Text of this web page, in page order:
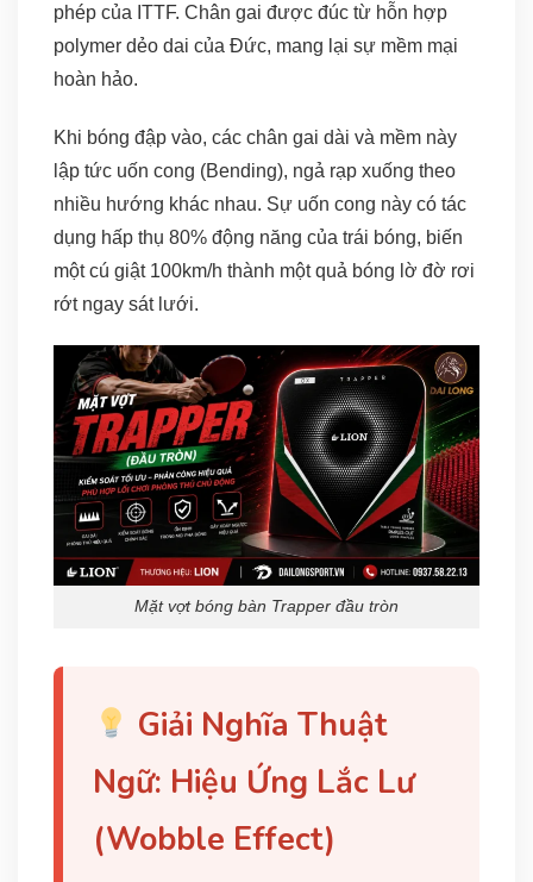
phép của ITTF. Chân gai được đúc từ hỗn hợp
polymer dẻo dai của Đức, mang lại sự mềm mại
hoàn hảo.
Khi bóng đập vào, các chân gai dài và mềm này
lập tức uốn cong (Bending), ngả rạp xuống theo
nhiều hướng khác nhau. Sự uốn cong này có tác
dụng hấp thụ 80% động năng của trái bóng, biến
một cú giật 100km/h thành một quả bóng lờ đờ rơi
rớt ngay sát lưới.
Mặt vợt bóng bàn Trapper đầu tròn
Giải Nghĩa Thuật
Ngữ: Hiệu Ứng Lắc Lư
(Wobble Effect)